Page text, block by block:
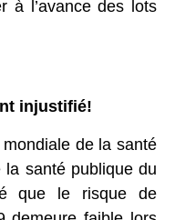
à l’avance des lots
injustifié!
mondiale de la santé
la santé publique du
que le risque de